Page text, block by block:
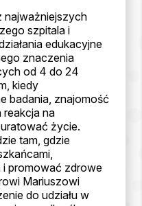
najważniejszych
szpitala i
edukacyjne
znaczenia
od 4 do 24
kiedy
badania, znajomość
na
życie.
tam, gdzie
promować zdrowe
Mariuszowi
do udziału w